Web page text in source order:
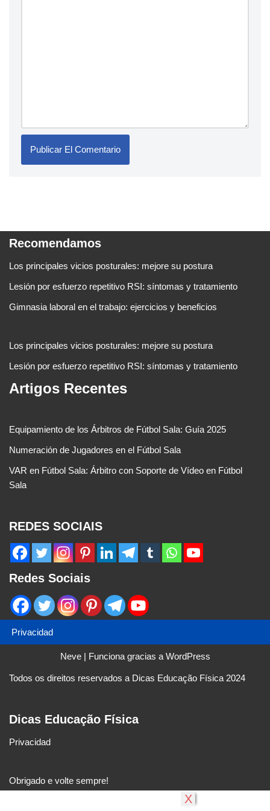
Recomendamos
Los principales vicios posturales: mejore su postura
Lesión por esfuerzo repetitivo RSI: síntomas y tratamiento
Gimnasia laboral en el trabajo: ejercicios y beneficios
Los principales vicios posturales: mejore su postura
Lesión por esfuerzo repetitivo RSI: síntomas y tratamiento
Artigos Recentes
Equipamiento de los Árbitros de Fútbol Sala: Guía 2025
Numeración de Jugadores en el Fútbol Sala
VAR en Fútbol Sala: Árbitro con Soporte de Vídeo en Fútbol
Sala
REDES SOCIAIS
Redes Sociais
Privacidad
Neve| Funciona gracias a WordPress
Todos os direitos reservados a Dicas Educação Física 2024
Dicas Educação Física
Privacidad
Obrigado e volte sempre!
X